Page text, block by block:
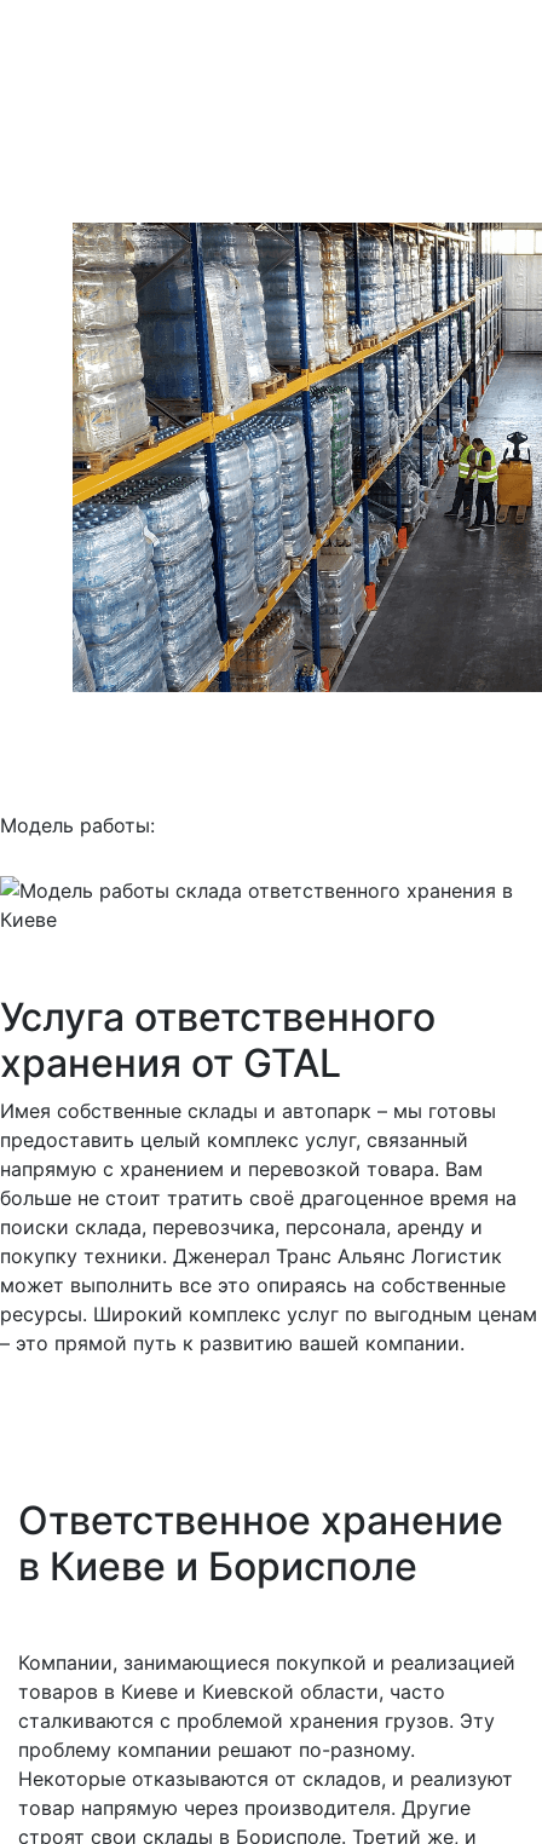
Модель работы:
Услуга ответственного
хранения от GTAL
Имея собственные склады и автопарк – мы готовы
предоставить целый комплекс услуг, связанный
напрямую с хранением и перевозкой товара. Вам
больше не стоит тратить своё драгоценное время на
поиски склада, перевозчика, персонала, аренду и
покупку техники. Дженерал Транс Альянс Логистик
может выполнить все это опираясь на собственные
ресурсы. Широкий комплекс услуг по выгодным ценам
– это прямой путь к развитию вашей компании.
Ответственное хранение
в Киеве и Борисполе
Компании, занимающиеся покупкой и реализацией
товаров в Киеве и Киевской области, часто
сталкиваются с проблемой хранения грузов. Эту
проблему компании решают по-разному.
Некоторые отказываются от складов, и реализуют
товар напрямую через производителя. Другие
строят свои склады в Борисполе. Третий же, и